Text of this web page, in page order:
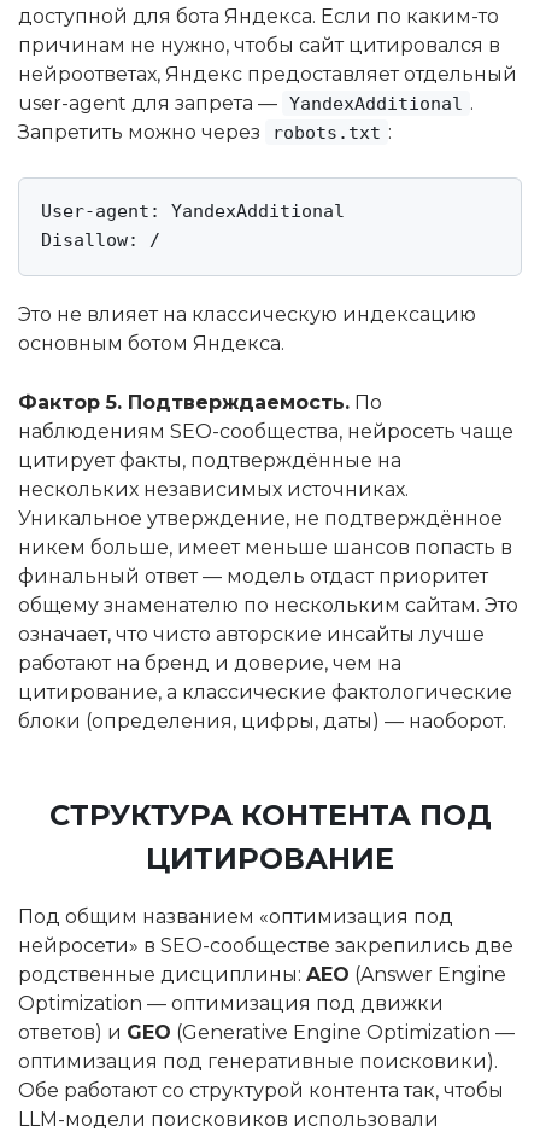
доступной для бота Яндекса. Если по каким-то
причинам не нужно, чтобы сайт цитировался в
нейроответах, Яндекс предоставляет отдельный
user-agent для запрета — YandexAdditional .
Запретить можно через
robots.txt :
User-agent: YandexAdditional
Disallow: /
Это не влияет на классическую индексацию
основным ботом Яндекса.
Фактор 5. Подтверждаемость. По
наблюдениям SEO-сообщества, нейросеть чаще
цитирует факты, подтверждённые на
нескольких независимых источниках.
Уникальное утверждение, не подтверждённое
никем больше, имеет меньше шансов попасть в
финальный ответ — модель отдаст приоритет
общему знаменателю по нескольким сайтам. Это
означает, что чисто авторские инсайты лучше
работают на бренд и доверие, чем на
цитирование, а классические фактологические
блоки (определения, цифры, даты) — наоборот.
СТРУКТУРА КОНТЕНТА ПОД
ЦИТИРОВАНИЕ
Под общим названием «оптимизация под
нейросети» в SEO-сообществе закрепились две
родственные дисциплины: AEO (Answer Engine
Optimization — оптимизация под движки
ответов) и GEO (Generative Engine Optimization —
оптимизация под генеративные поисковики).
Обе работают со структурой контента так, чтобы
LLM-модели поисковиков использовали